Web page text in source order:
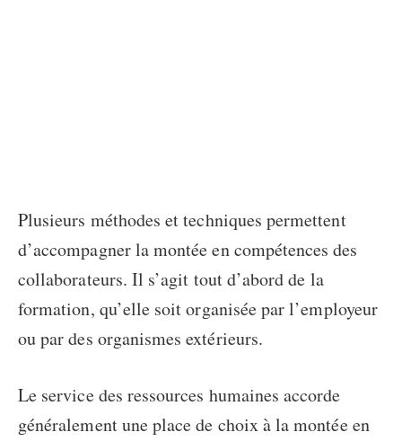
Plusieurs méthodes ettechniques permettent
d’accompagner lamontée en compétences des
collaborateurs. Il s’agit tout d’abord de la
formation, qu’elle soit organisée par l’employeur
ou par des organismes extérieurs.
Le service des ressources humaines accorde
généralement une place de choix à la montée en